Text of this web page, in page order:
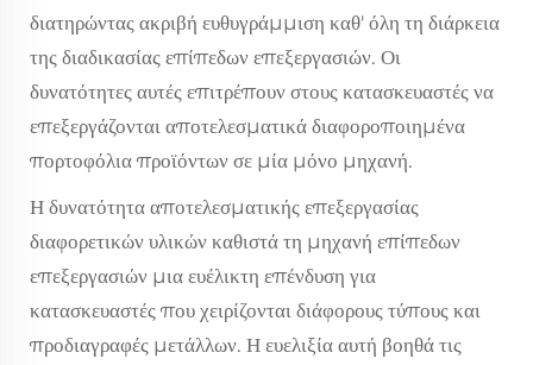
διατηρώντας ακριβή ευθυγράμμιση καθ' όλη τη διάρκεια
της διαδικασίας επίπεδων επεξεργασιών. Οι
δυνατότητες αυτές επιτρέπουν στους κατασκευαστές να
επεξεργάζονται αποτελεσματικά διαφοροποιημένα
πορτοφόλια προϊόντων σε μία μόνο μηχανή.
Η δυνατότητα αποτελεσματικής επεξεργασίας
διαφορετικών υλικών καθιστά τη μηχανή επίπεδων
επεξεργασιών μια ευέλικτη επένδυση για
κατασκευαστές που χειρίζονται διάφορους τύπους και
προδιαγραφές μετάλλων. Η ευελιξία αυτή βοηθά τις